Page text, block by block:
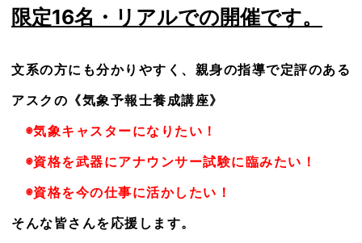
限定16名・リアルでの開催です。
文系の方にも分かりやすく、親身の指導で定評のある
アスクの《気象予報士養成講座》
◉気象キャスターになりたい！
◉資格を武器にアナウンサー試験に臨みたい！
◉資格を今の仕事に活かしたい！
そんな皆さんを応援します。